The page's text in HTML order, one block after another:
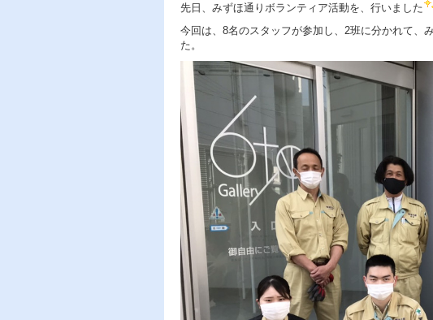
先日、みずほ通りボランティア活動を、行いました
今回は、8名のスタッフが参加し、2班に分かれて、
た。